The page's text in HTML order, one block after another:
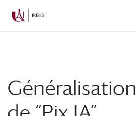
Généralisation